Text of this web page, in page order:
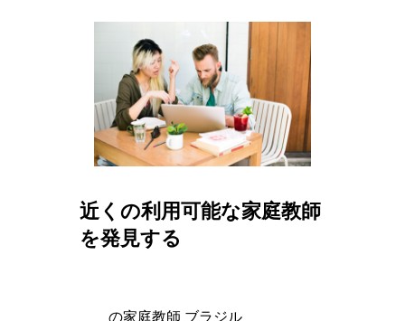
近くの利用可能な家庭教師
を発見する
の家庭教師 ブラジル